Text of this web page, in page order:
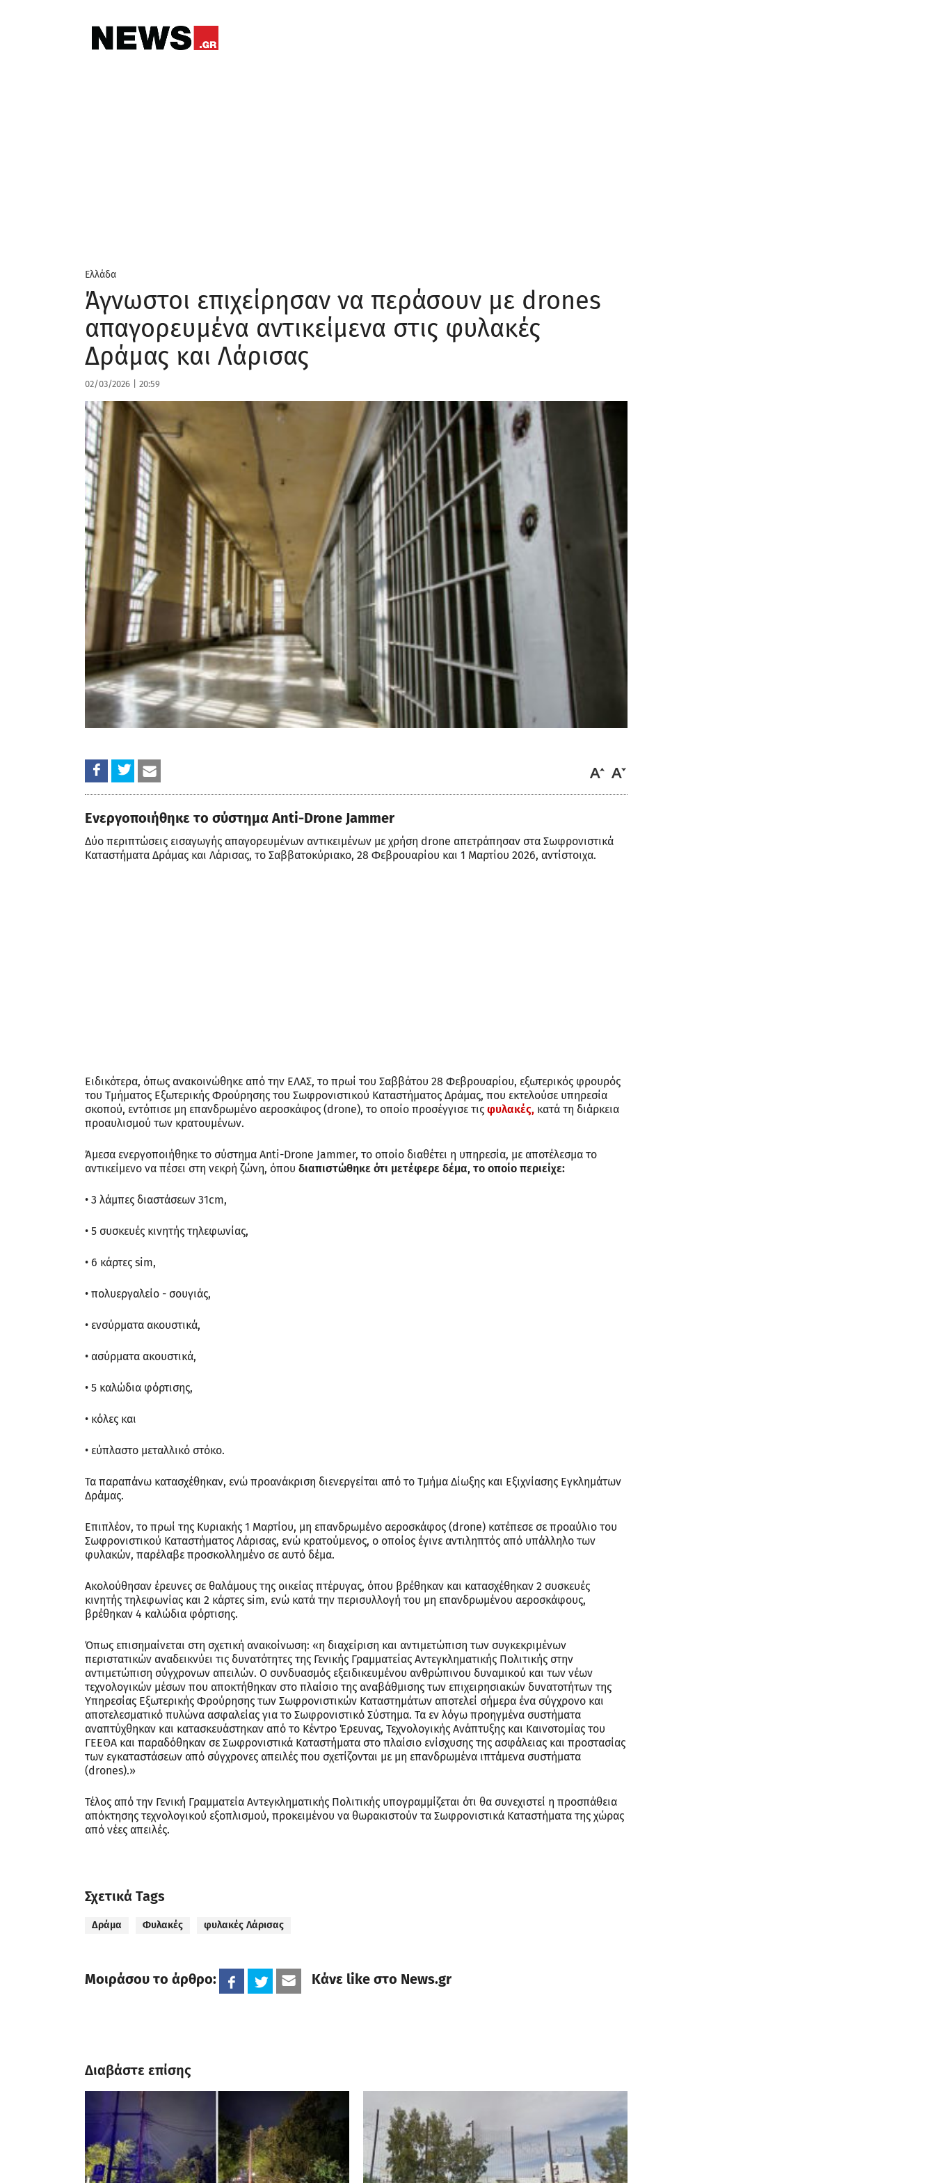
Ελλάδα
Άγνωστοι επιχείρησαν να περάσουν με drones
απαγορευμένα αντικείμενα στις φυλακές
Δράμας και Λάρισας
02/03/2026 20:59
Ενεργοποιήθηκε το σύστημα Anti-Drone Jammer
Δύο περιπτώσεις εισαγωγής απαγορευμένων αντικειμένων με χρήση drone απετράπησαν στα Σωφρονιστικά
Καταστήματα Δράμας και Λάρισας, το Σαββατοκύριακο, 28 Φεβρουαρίου και 1 Μαρτίου 2026, αντίστοιχα.
Ειδικότερα, όπως ανακοινώθηκε από την ΕΛΑΣ, το πρωί του Σαββάτου 28 Φεβρουαρίου, εξωτερικός φρουρός
του Τμήματος Εξωτερικής Φρούρησης του Σωφρονιστικού Καταστήματος Δράμας, που εκτελούσε υπηρεσία
σκοπού, εντόπισε μη επανδρωμένο αεροσκάφος (drone), το οποίο προσέγγισε τις φυλακές, κατά τη διάρκεια
προαυλισμού των κρατουμένων.
Άμεσα ενεργοποιήθηκε το σύστημα Anti-Drone Jammer, το οποίο διαθέτει η υπηρεσία, με αποτέλεσμα το
αντικείμενο να πέσει στη νεκρή ζώνη, όπου διαπιστώθηκε ότι μετέφερε δέμα, το οποίο περιείχε:
• 3 λάμπες διαστάσεων 31cm,
• 5 συσκευές κινητής τηλεφωνίας,
• 6 κάρτες sim,
• πολυεργαλείο - σουγιάς,
• ενσύρματα ακουστικά,
• ασύρματα ακουστικά,
• 5 καλώδια φόρτισης,
• κόλες και
• εύπλαστο μεταλλικό στόκο.
Τα παραπάνω κατασχέθηκαν, ενώ προανάκριση διενεργείται από το Τμήμα Δίωξης και Εξιχνίασης Εγκλημάτων
Δράμας.
Επιπλέον, το πρωί της Κυριακής 1 Μαρτίου, μη επανδρωμένο αεροσκάφος (drone) κατέπεσε σε προαύλιο του
Σωφρονιστικού Καταστήματος Λάρισας, ενώ κρατούμενος, ο οποίος έγινε αντιληπτός από υπάλληλο των
φυλακών, παρέλαβε προσκολλημένο σε αυτό δέμα.
Ακολούθησαν έρευνες σε θαλάμους της οικείας πτέρυγας, όπου βρέθηκαν και κατασχέθηκαν 2 συσκευές
κινητής τηλεφωνίας και 2 κάρτες sim, ενώ κατά την περισυλλογή του μη επανδρωμένου αεροσκάφους,
βρέθηκαν 4 καλώδια φόρτισης.
Όπως επισημαίνεται στη σχετική ανακοίνωση: «η διαχείριση και αντιμετώπιση των συγκεκριμένων
περιστατικών αναδεικνύει τις δυνατότητες της Γενικής Γραμματείας Αντεγκληματικής Πολιτικής στην
αντιμετώπιση σύγχρονων απειλών. Ο συνδυασμός εξειδικευμένου ανθρώπινου δυναμικού και των νέων
τεχνολογικών μέσων που αποκτήθηκαν στο πλαίσιο της αναβάθμισης των επιχειρησιακών δυνατοτήτων της
Υπηρεσίας Εξωτερικής Φρούρησης των Σωφρονιστικών Καταστημάτων αποτελεί σήμερα ένα σύγχρονο και
αποτελεσματικό πυλώνα ασφαλείας για το Σωφρονιστικό Σύστημα. Τα εν λόγω προηγμένα συστήματα
αναπτύχθηκαν και κατασκευάστηκαν από το Κέντρο Έρευνας, Τεχνολογικής Ανάπτυξης και Καινοτομίας του
ΓΕΕΘΑ και παραδόθηκαν σε Σωφρονιστικά Καταστήματα στο πλαίσιο ενίσχυσης της ασφάλειας και προστασίας
των εγκαταστάσεων από σύγχρονες απειλές που σχετίζονται με μη επανδρωμένα ιπτάμενα συστήματα
(drones).»
Τέλος από την Γενική Γραμματεία Αντεγκληματικής Πολιτικής υπογραμμίζεται ότι θα συνεχιστεί η προσπάθεια
απόκτησης τεχνολογικού εξοπλισμού, προκειμένου να θωρακιστούν τα Σωφρονιστικά Καταστήματα της χώρας
από νέες απειλές.
Σχετικά Tags
Δράμα Φυλακές φυλακές Λάρισας
Μοιράσου το άρθρο: Κάνε like στο News.gr
Διαβάστε επίσης